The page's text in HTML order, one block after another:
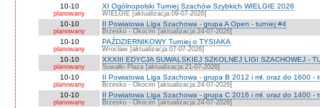
10-10
planowany
XI Ogólnopolski Turniej Szachów Szybkich WIELGIE 2026
WIELGIE [aktualizacja:09-07-2026]
10-10
planowany
II Powiatowa Liga Szachowa - grupa A Open - turniej #4
Brzesko - Okocim [aktualizacja:24-07-2026]
10-10
planowany
PAŹDZIERNIKOWY Turniej o TYSIAKA
Wrocław [aktualizacja:07-07-2026]
10-10
planowany
XXXIII EDYCJA SUWALSKIEJ SZKOLNEJ LIGI SZACHOWEJ -
Suwałki Plaza [aktualizacja:21-07-2026]
10-10
planowany
II Powiatowa Liga Szachowa - grupa B 2012 i mł. oraz do 1600 -
Brzesko - Okocim [aktualizacja:24-07-2026]
10-10
planowany
II Powiatowa Liga Szachowa - grupa C 2016 i mł. oraz do 1400 -
Brzesko - Okocim [aktualizacja:24-07-2026]